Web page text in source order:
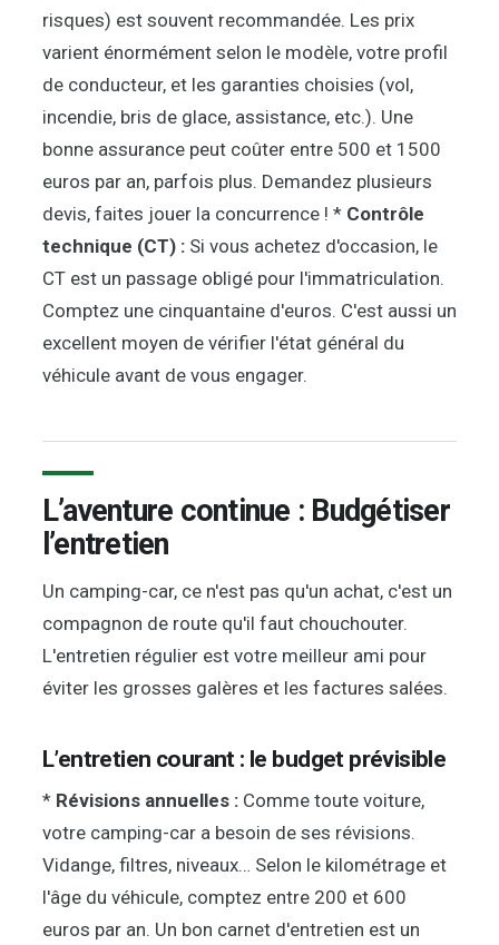
risques) est souvent recommandée. Les prix
varient énormément selon le modèle, votre profil
de conducteur, et les garanties choisies (vol,
incendie, bris de glace, assistance, etc.). Une
bonne assurance peut coûter entre 500 et 1500
euros par an, parfois plus. Demandez plusieurs
devis, faites jouer la concurrence ! * Contrôle
technique (CT) : Si vous achetez d'occasion, le
CT est un passage obligé pour l'immatriculation.
Comptez une cinquantaine d'euros. C'est aussi un
excellent moyen de vérifier l'état général du
véhicule avant de vous engager.
L’aventure continue : Budgétiser
l’entretien
Un camping-car, ce n'est pas qu'un achat, c'est un
compagnon de route qu'il faut chouchouter.
L'entretien régulier est votre meilleur ami pour
éviter les grosses galères et les factures salées.
L’entretien courant : le budget prévisible
* Révisions annuelles : Comme toute voiture,
votre camping-car a besoin de ses révisions.
Vidange, filtres, niveaux… Selon le kilométrage et
l'âge du véhicule, comptez entre 200 et 600
euros par an. Un bon carnet d'entretien est un